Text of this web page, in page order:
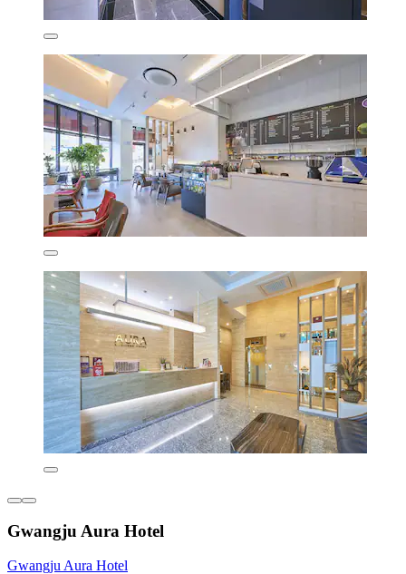
Gwangju Aura Hotel
Gwangju Aura Hotel